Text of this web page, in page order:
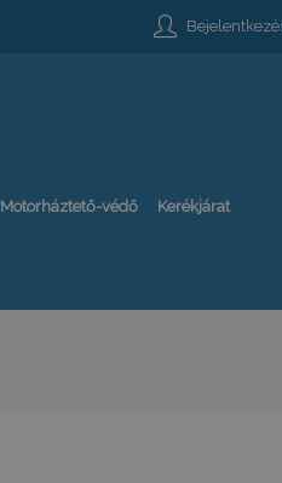
Motorháztető-védő Kerékjárat